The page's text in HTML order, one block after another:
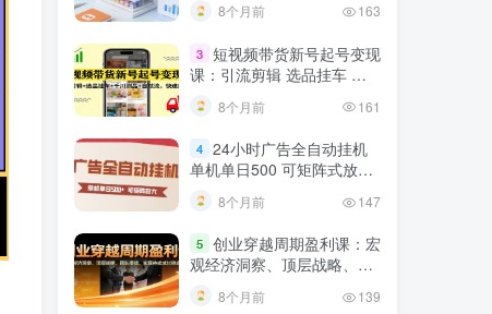
8个月前 163
3
短视频带货新号起号变现
课：引流剪辑 选品挂车 千
川测品 自然流，快速起量
8个月前 161
4 24小时广告全自动挂机
单机单日500 可矩阵式放大
无需人工看守 新手小白轻松
玩转8个月前 147
5 创业穿越周期盈利课：宏
观经济洞察、顶层战略、团
队搭建，实现持续成长稳定
变现8个月前 139